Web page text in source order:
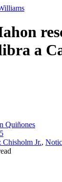
a
Quiñones
Chisholm Jr.,